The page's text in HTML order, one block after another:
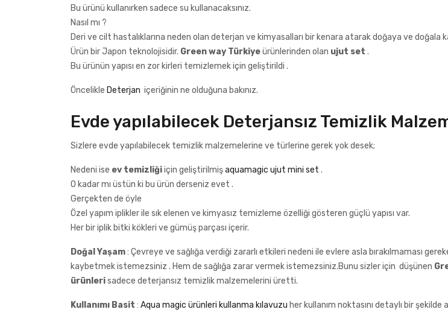
Bu ürünü kullanırken sadece su kullanacaksınız.
Nasıl mı ?
Deri ve cilt hastalıklarına neden olan deterjan ve kimyasalları bir kenara atarak doğaya ve doğala
Ürün bir Japon teknolojisidir. Green way Türkiyeürünlerinden olan ujut set .
Bu ürünün yapısı en zor kirleri temizlemek için geliştirildi .
Öncelikle Deterjan içeriğinin ne olduğuna bakınız.
Evde yapılabilecek Deterjansız Temizlik
Sizlere evde yapılabilecek temizlik malzemelerine ve türlerine gerek yok desek;
Nedeni ise ev temizliğiiçin geliştirilmişaquamagic ujut mini set .
O kadar mı üstün ki bu ürün derseniz evet .
Gerçekten de öyle
Özel yapım iplikler ile sık elenen ve kimyasız temizleme özelliği gösteren güçlü yapısı var.
Her bir iplik bitki kökleri ve gümüş parçası içerir.
Doğal Yaşam: Çevreye ve sağlığa verdiği zararlı etkileri nedeni ile evlere asla bırakılmaması
kaybetmek istemezsiniz . Hem de sağlığa zarar vermek istemezsiniz.Bunu sizler için düşünen
ürünlerisadece deterjansız temizlik malzemelerini üretti.
Kullanımı Basit : Aqua magic ürünleri kullanma kılavuzu her kullanım noktasını detaylı bir şekilde